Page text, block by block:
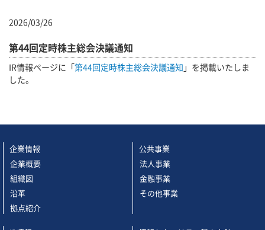
2026/03/26
第44回定時株主総会決議通知
IR情報ページに「第44回定時株主総会決議通知 」を掲載いたしま
した。
企業情報
企業概要
組織図
沿革
拠点紹介
公共事業
法人事業
金融事業
その他事業